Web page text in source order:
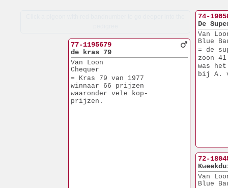
77-1195679
de kras 79
Van Loon
Chequer
= Kras 79 van 1977
winnaar 66 prijzen
waaronder vele kop-
prijzen.
74-
De
Van
Blue
= de
zoon
was
bij A.
72-
Van
Blue